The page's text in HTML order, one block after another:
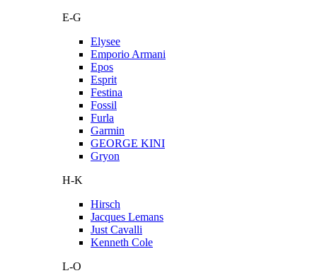
E-G
Elysee
Emporio Armani
Epos
Esprit
Festina
Fossil
Furla
Garmin
GEORGE KINI
Gryon
H-K
Hirsch
Jacques Lemans
Just Cavalli
Kenneth Cole
L-O